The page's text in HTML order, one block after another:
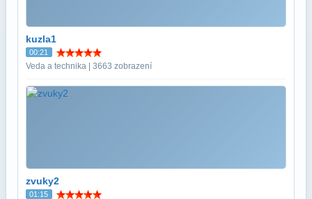
kuzla1
00:21
Veda a technika | 3663 zobrazení
zvuky2
01:15